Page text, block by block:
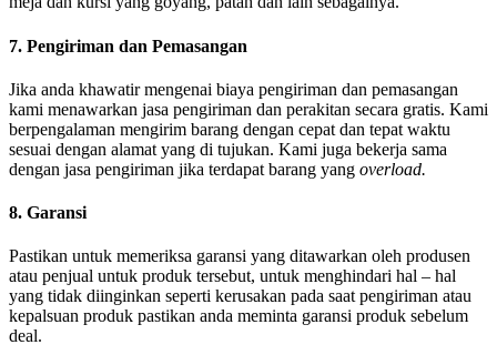
7. Pengiriman dan Pemasangan
Jika anda khawatir mengenai biaya pengiriman dan pemasangan
kami menawarkan jasa pengiriman dan perakitan secara gratis. Kami
berpengalaman mengirim barang dengan cepat dan tepat waktu
sesuai dengan alamat yang di tujukan. Kami juga bekerja sama
dengan jasa pengiriman jika terdapat barang yang overload.
8. Garansi
Pastikan untuk memeriksa garansi yang ditawarkan oleh produsen
atau penjual untuk produk tersebut, untuk menghindari hal – hal
yang tidak diinginkan seperti kerusakan pada saat pengiriman atau
kepalsuan produk pastikan anda meminta garansi produk sebelum
deal.